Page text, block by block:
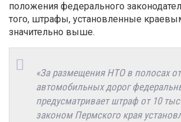
положения федерального
того, штрафы, установленные
значительно выше.
«За размещения НТО в полосах
автомобильных дорог
предусматривает штраф от 10
законом Пермского края